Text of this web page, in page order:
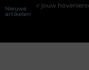
Nieuwe
artikelen